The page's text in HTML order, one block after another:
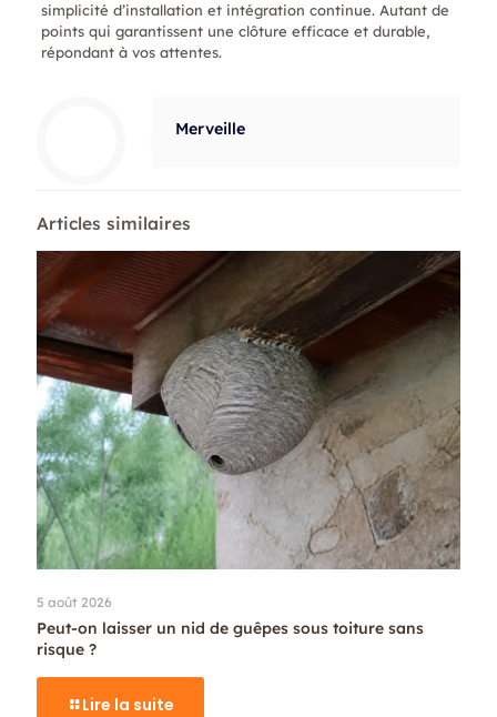
simplicité d’installation et intégration continue. Autant de
points qui garantissent une clôture efficace et durable,
répondant à vos attentes.
Merveille
Articles similaires
5 août 2026
Peut-on laisser un nid de guêpes sous toiture sans
risque ?
Lire la suite